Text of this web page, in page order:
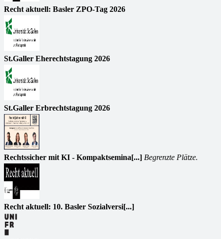
Recht aktuell: Basler ZPO-Tag 2026
St.Galler Eherechtstagung 2026
St.Galler Erbrechtstagung 2026
Rechtssicher mit KI - Kompaktsemina[...] Begrenzte Plätze.
Recht aktuell: 10. Basler Sozialversi[...]